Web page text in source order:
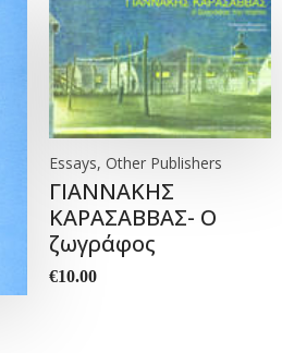
Essays, Other Publishers
ΓΙΑΝΝΑΚΗΣ
ΚΑΡΑΣΑΒΒΑΣ- Ο
ζωγράφος
€10.00